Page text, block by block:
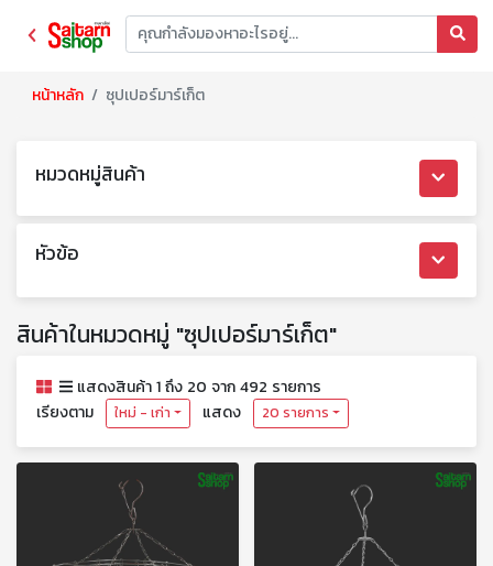
หน้าหลัก ซุปเปอร์มาร์เก็ต
หมวดหมู่สินค้า
หัวข้อ
สินค้าในหมวดหมู่ "ซุปเปอร์มาร์เก็ต"
แสดงสินค้า 1 ถึง 20 จาก 492 รายการ
เรียงตาม
ใหม่ - เก่า แสดง 20 รายการ